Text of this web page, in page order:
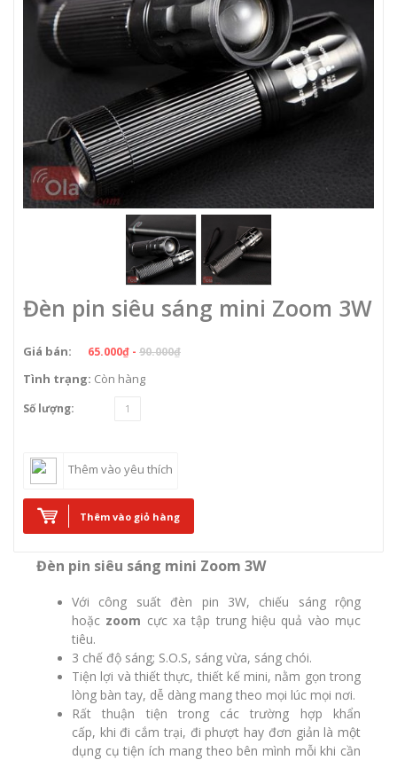
Đèn pin siêu sáng mini Zoom 3W
Giá bán: 65.000₫ - 90.000₫
Tình trạng: Còn hàng
Số lượng:
Thêm vào yêu thích
Thêm vào giỏ hàng
Đèn pin siêu sáng mini Zoom 3W
Với công suất đèn pin 3W, chiếu sáng rộng
hoặc zoom cực xa tập trung hiệu quả vào mục
tiêu.
3 chế độ sáng; S.O.S, sáng vừa, sáng chói.
Tiện lợi và thiết thực, thiết kế mini, nằm gọn trong
lòng bàn tay, dễ dàng mang theo mọi lúc mọi nơi.
Rất thuận tiện trong các trường hợp khẩn
cấp, khi đi cắm trại, đi phượt hay đơn giản là một
dụng cụtiện ích mang theo bên mình mỗi khi cần